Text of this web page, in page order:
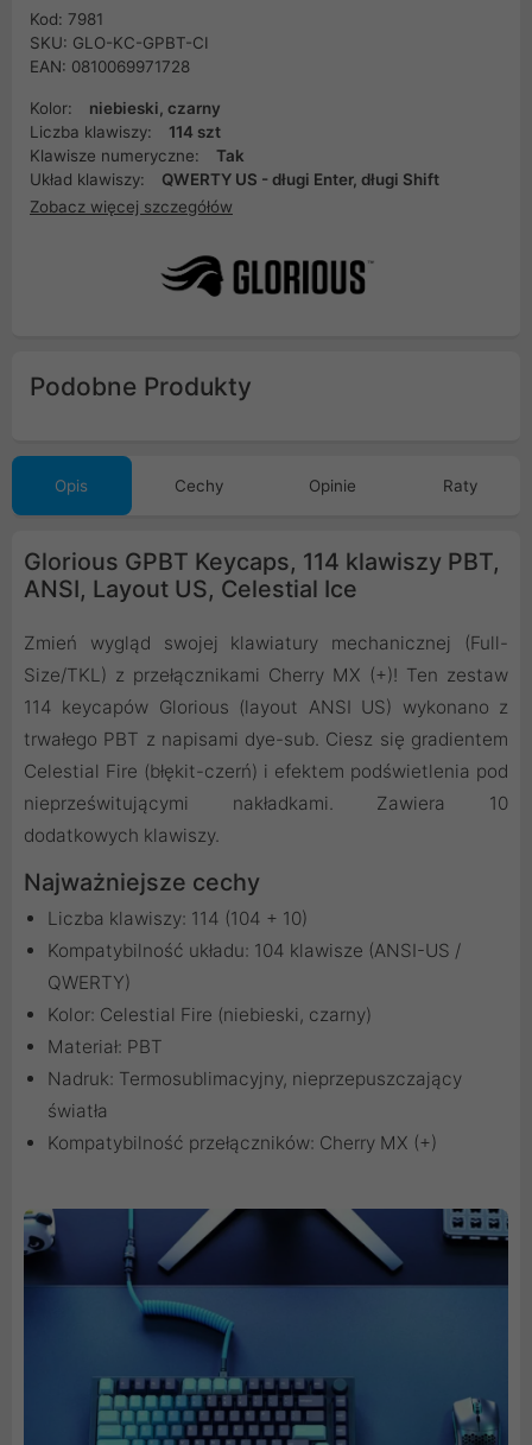
Kod: 7981
SKU: GLO-KC-GPBT-CI
EAN: 0810069971728
Kolor:
niebieski, czarny
Liczba klawiszy:
114 szt
Klawisze numeryczne:
Tak
Układ klawiszy:
QWERTY US - długi Enter, długi Shift
Zobacz więcej szczegółów
Podobne Produkty
Opis Cechy Opinie Raty
Glorious GPBT Keycaps, 114 klawiszy PBT,
ANSI, Layout US, Celestial Ice
Zmień wygląd swojej klawiatury mechanicznej (Full-
Size/TKL) z przełącznikami Cherry MX (+)! Ten zestaw
114 keycapów Glorious (layout ANSI US) wykonano z
trwałego PBT z napisami dye-sub. Ciesz się gradientem
Celestial Fire (błękit-czerń) i efektem podświetlenia pod
nieprześwitującymi nakładkami. Zawiera 10
dodatkowych klawiszy.
Najważniejsze cechy
Liczba klawiszy: 114 (104 + 10)
Kompatybilność układu: 104 klawisze (ANSI-US /
QWERTY)
Kolor: Celestial Fire (niebieski, czarny)
Materiał: PBT
Nadruk: Termosublimacyjny, nieprzepuszczający
światła
Kompatybilność przełączników: Cherry MX (+)